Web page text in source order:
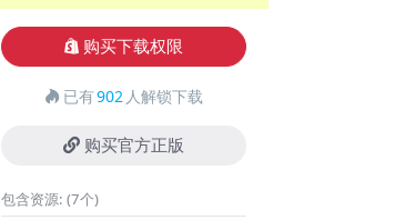
购买下载权限
已有902 人解锁下载
购买官方正版
包含资源: (7个)